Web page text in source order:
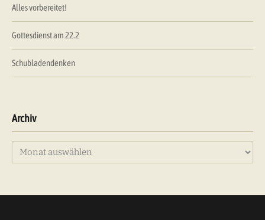
Alles vorbereitet!
Gottesdienst am 22.2
Schubladendenken
Archiv
Archiv